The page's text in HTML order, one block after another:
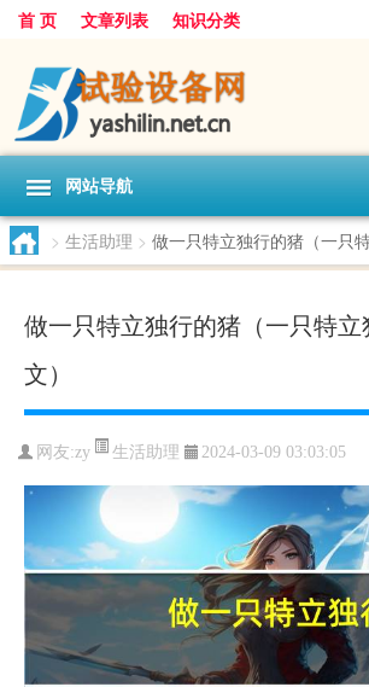
首 页 文章列表 知识分类
网站导航
> 生活助理 > 做一只特立独行的猪（一只
做一只特立独行的猪（一只特
文）
网友:zy 生活助理 2024-03-09 03:03:05